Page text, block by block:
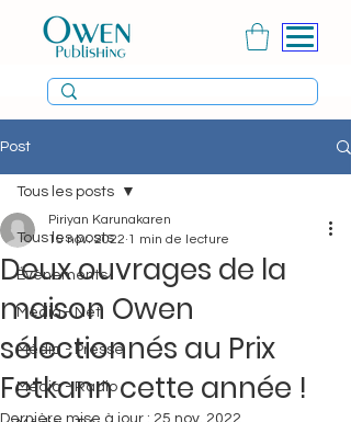
Post
Tous les posts
Évènements
Média - Net
Média - Presse
Média - Radio
Tous les posts
Deux ouvrages de la
maison Owen
sélectionnés au Prix
Fetkann cette année !
Piriyan Karunakaren
15 nov. 2022 1 min de lecture
Dernière mise à jour : 25 nov. 2022